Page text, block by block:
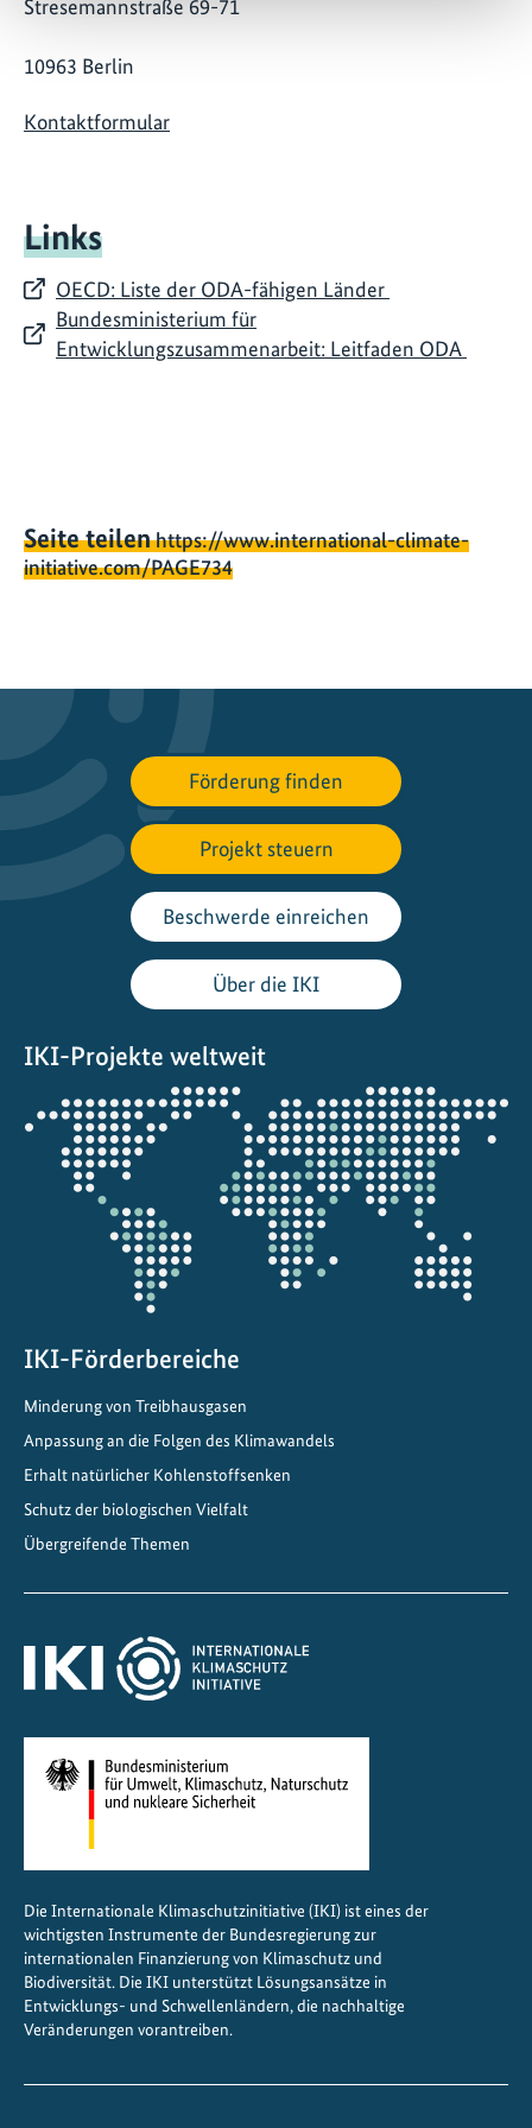
Stresemannstraße 69-71
10963 Berlin
Kontaktformular
Links
OECD: Liste der ODA-fähigen Länder
Bundesministerium für
Entwicklungszusammenarbeit: Leitfaden ODA
Seite teilenhttps://www.international-climate-
initiative.com/PAGE734
Förderung finden
Projekt steuern
Beschwerde einreichen
Über die IKI
IKI-Projekte weltweit
Öffnet
die
Projektkarte
IKI-Förderbereiche
Minderung von Treibhausgasen
Anpassung an die Folgen des Klimawandels
Erhalt natürlicher Kohlenstoffsenken
Schutz der biologischen Vielfalt
Übergreifende Themen
Die Internationale Klimaschutzinitiative (IKI) ist eines der
wichtigsten Instrumente der Bundesregierung zur
internationalen Finanzierung von Klimaschutz und
Biodiversität. Die IKI unterstützt Lösungsansätze in
Entwicklungs- und Schwellenländern, die nachhaltige
Veränderungen vorantreiben.